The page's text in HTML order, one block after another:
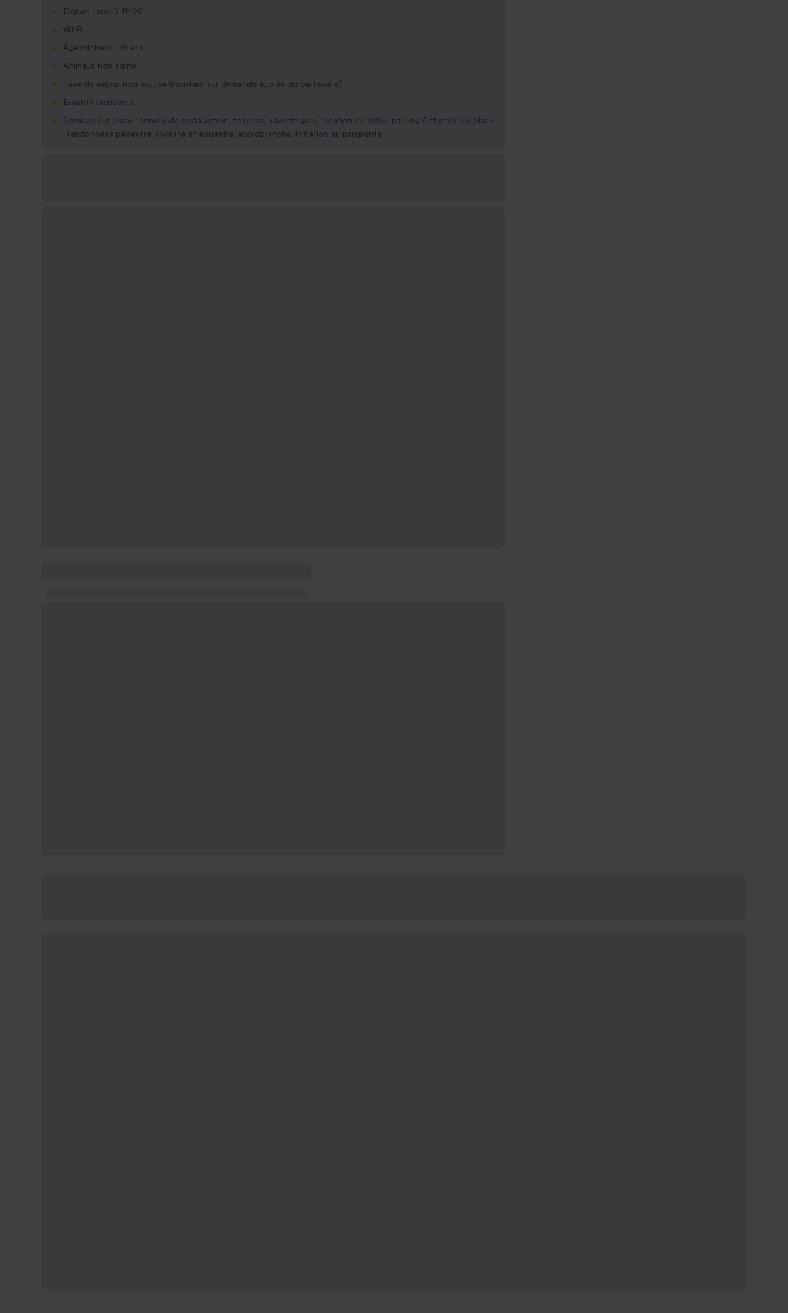
Départ jusqu’à 11h00
Wi-Fi
Âge minimum : 18 ans
Animaux non admis
Taxe de séjour non incluse (montant sur demande auprès du partenaire)
Enfants bienvenus
Services sur place : service de restauration, terrasse, navette gare, location de vélos, parking Activités sur place
: randonnées pédestre, cycliste et équestre, accrobranche, initiation au parapente